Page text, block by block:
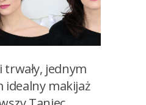
trwały, jednym
idealny makijaż